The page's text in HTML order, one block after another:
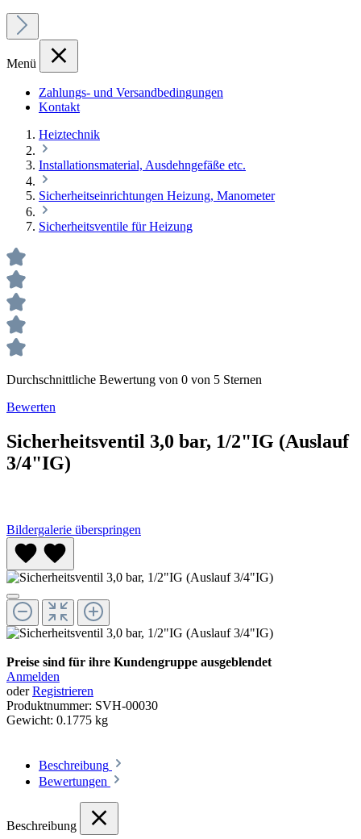
Menü
Zahlungs- und Versandbedingungen
Kontakt
Heiztechnik
Installationsmaterial, Ausdehngefäße etc.
Sicherheitseinrichtungen Heizung, Manometer
Sicherheitsventile für Heizung
Durchschnittliche Bewertung von 0 von 5 Sternen
Bewerten
Sicherheitsventil 3,0 bar, 1/2"IG (Auslauf
3/4"IG)
Bildergalerie überspringen
Preise sind für ihre Kundengruppe ausgeblendet
Anmelden
oderRegistrieren
Produktnummer: SVH-00030
Gewicht: 0.1775 kg
Beschreibung
Bewertungen
Beschreibung